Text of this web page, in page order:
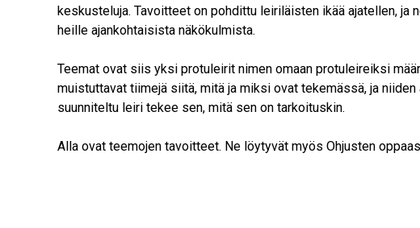
keskusteluja. Tavoitteet on pohdittu leiriläisten ikää ajatellen, ja
heille ajankohtaisista näkökulmista.
Teemat ovat siis yksi protuleirit nimen omaan protuleireiksi
muistuttavat tiimejä siitä, mitä ja miksi ovat tekemässä, ja
suunniteltu leiri tekee sen, mitä sen on tarkoituskin.
Alla ovat teemojen tavoitteet. Ne löytyvät myös Ohjusten